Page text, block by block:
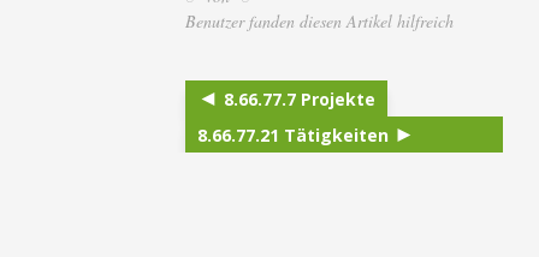
Benutzer fanden diesen Artikel hilfreich
8.66.77.7 Projekte
8.66.77.21 Tätigkeiten